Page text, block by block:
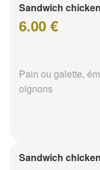
Sandwich
6.00 €
Pain ou galette,
oignons
Sandwich